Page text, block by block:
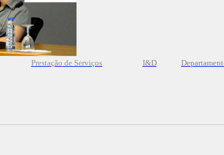
Prestação de Serviços I&D